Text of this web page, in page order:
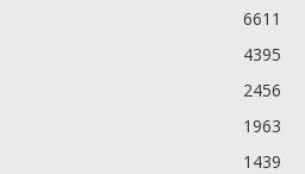
6611
4395
2456
1963
1439